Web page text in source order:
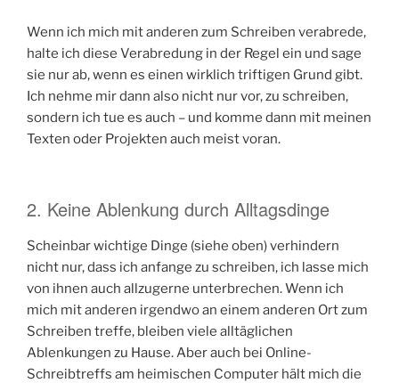
Wenn ich mich mit anderen zum Schreiben verabrede,
halte ich diese Verabredung in der Regel ein und sage
sie nur ab, wenn es einen wirklich triftigen Grund gibt.
Ich nehme mir dann also nicht nur vor, zu schreiben,
sondern ich tue es auch – und komme dann mit meinen
Texten oder Projekten auch meist voran.
2. Keine Ablenkung durch Alltagsdinge
Scheinbar wichtige Dinge (siehe oben) verhindern
nicht nur, dass ich anfange zu schreiben, ich lasse mich
von ihnen auch allzugerne unterbrechen. Wenn ich
mich mit anderen irgendwo an einem anderen Ort zum
Schreiben treffe, bleiben viele alltäglichen
Ablenkungen zu Hause. Aber auch bei Online-
Schreibtreffs am heimischen Computer hält mich die